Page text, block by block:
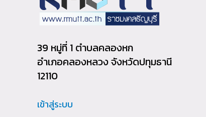
39 หมู่ที่ 1 ตำบลคลองหก
อำเภอคลองหลวง จังหวัดปทุมธานี
12110
เข้าสู่ระบบ